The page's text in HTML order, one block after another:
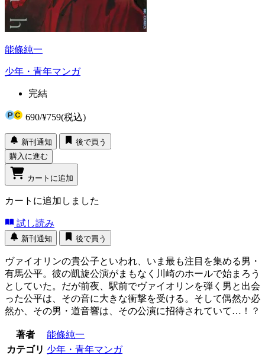
能條純一
少年・青年マンガ
完結
690/¥759(税込)
新刊通知
後で買う
購入に進む
カートに追加
カートに追加しました
試し読み
新刊通知 後で買う
ヴァイオリンの貴公子といわれ、いま最も注目を集める男・
有馬公平。彼の凱旋公演がまもなく川崎のホールで始まろう
としていた。だが前夜、駅前でヴァイオリンを弾く男と出会
った公平は、その音に大きな衝撃を受ける。そして偶然か必
然か、その男・道音響は、その公演に招待されていて…！？
著者
能條純一
カテゴリ 少年・青年マンガ